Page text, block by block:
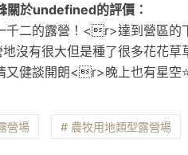
關於undefined的評價：
千二的露營！<r>達到營區的
沒有很大但是種了很多花花
又健談開朗<r>晚上也有星
營場 # 農牧用地類型露營場